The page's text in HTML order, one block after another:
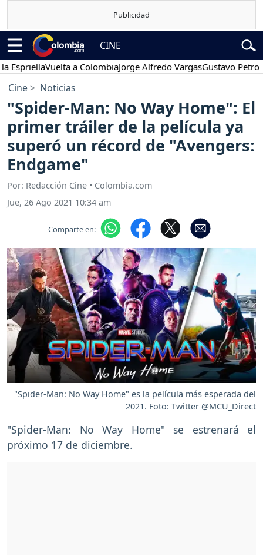
CINE
Vuelta a ColombiaJorge Alfredo VargasGustavo Petro
Cine Noticias
"Spider-Man: No Way Home": El
primer tráiler de la película ya
superó un récord de "Avengers:
Endgame"
Por: Redacción Cine • Colombia.com
Jue, 26 Ago 2021 10:34 am
Comparte en:
"Spider-Man: No Way Home" es la película más esperada del
2021. Foto: Twitter @MCU_Direct
"Spider-Man: No Way Home" se estrenará el
próximo 17 de diciembre.